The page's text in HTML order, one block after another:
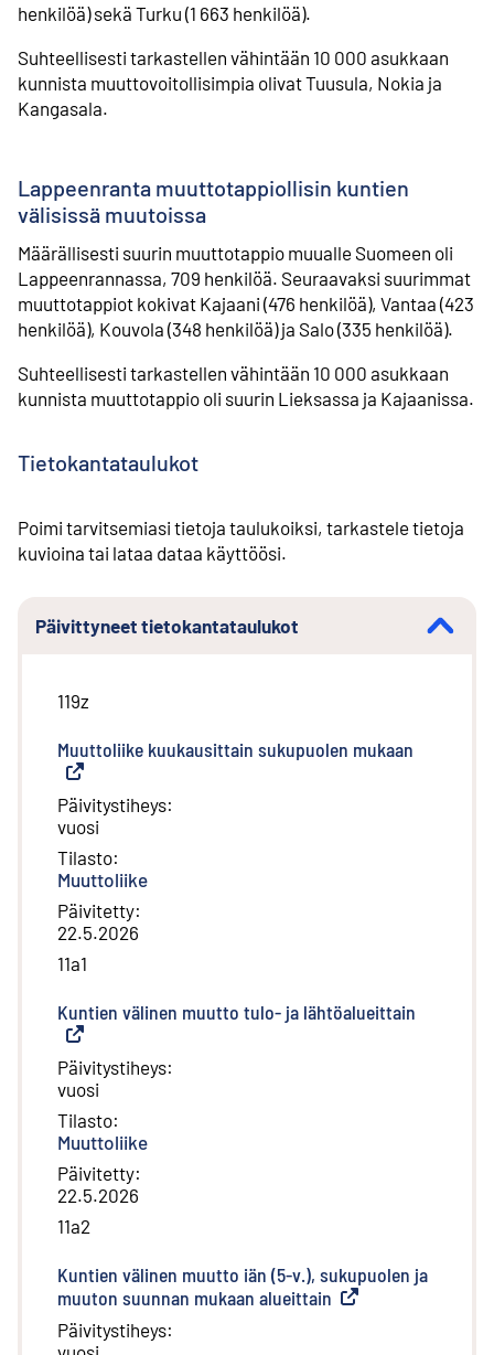
henkilöä) sekä Turku (1 663 henkilöä).
Suhteellisesti tarkastellen vähintään 10 000 asukkaan
kunnista muuttovoitollisimpia olivat Tuusula, Nokia ja
Kangasala.
Lappeenranta muuttotappiollisin kuntien
välisissä muutoissa
Määrällisesti suurin muuttotappio muualle Suomeen oli
Lappeenrannassa, 709 henkilöä. Seuraavaksi suurimmat
muuttotappiot kokivat Kajaani (476 henkilöä), Vantaa (423
henkilöä), Kouvola (348 henkilöä) ja Salo (335 henkilöä).
Suhteellisesti tarkastellen vähintään 10 000 asukkaan
kunnista muuttotappio oli suurin Lieksassa ja Kajaanissa.
Tietokantataulukot
Poimi tarvitsemiasi tietoja taulukoiksi, tarkastele tietoja
kuvioina tai lataa dataa käyttöösi.
Päivittyneet tietokantataulukot
119z
Muuttoliike kuukausittain sukupuolen mukaan
Päivitystiheys:
vuosi
Tilasto:
Muuttoliike
Päivitetty:
22.5.2026
11a1
Kuntien välinen muutto tulo- ja lähtöalueittain
Päivitystiheys:
vuosi
Tilasto:
Muuttoliike
Päivitetty:
22.5.2026
11a2
Kuntien välinen muutto iän (5-v.), sukupuolen ja
muuton suunnan mukaan alueittain Ulkoinen linkki
Päivitystiheys: